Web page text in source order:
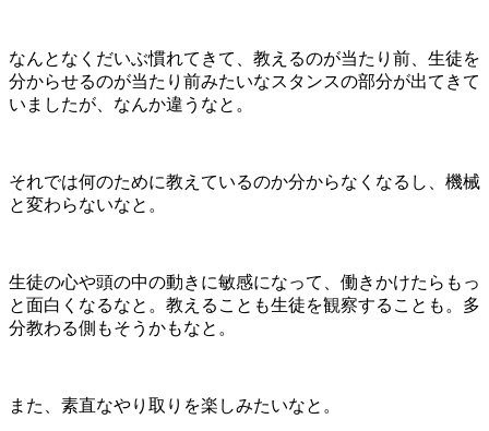
なんとなくだいぶ慣れてきて、教えるのが当たり前、生徒を
分からせるのが当たり前みたいなスタンスの部分が出てきて
いましたが、なんか違うなと。
それでは何のために教えているのか分からなくなるし、機械
と変わらないなと。
生徒の心や頭の中の動きに敏感になって、働きかけたらもっ
と面白くなるなと。教えることも生徒を観察することも。多
分教わる側もそうかもなと。
また、素直なやり取りを楽しみたいなと。